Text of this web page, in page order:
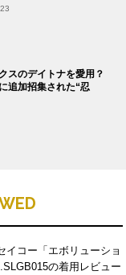
スのデイトナを愛用？
追加招集された“忍
イコー「エボリューショ
の着用レビュー